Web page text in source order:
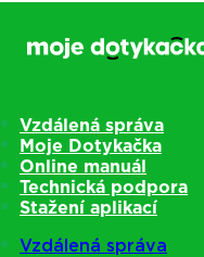
Vzdálená správa
Moje Dotykačka
Online manuál
Technická podpora
Stažení aplikací
Vzdálená správa